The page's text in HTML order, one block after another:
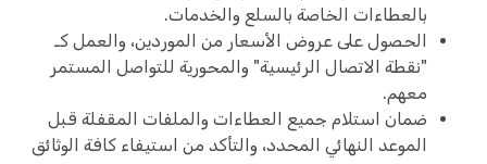
بالعطاءات الخاصة بالسلع والخدمات.
الحصول على عروض الأسعار من الموردين، والعمل كـ
"نقطة الاتصال الرئيسية" والمحورية للتواصل المستمر
معهم.
ضمان استلام جميع العطاءات والملفات المقفلة قبل
الموعد النهائي المحدد، والتأكد من استيفاء كافة الوثائق